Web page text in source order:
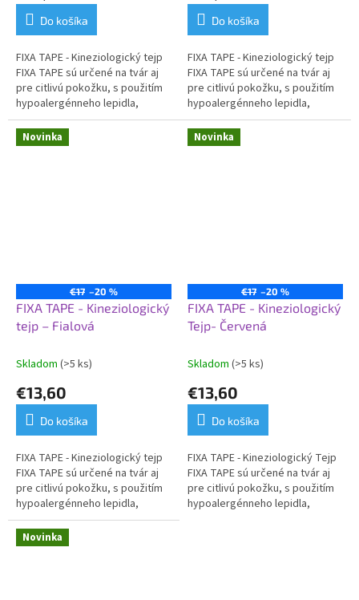
Do košíka
FIXA TAPE - Kineziologický tejp
FIXA TAPE sú určené na tvár aj
pre citlivú pokožku, s použitím
hypoalergénneho lepidla,
zaisťujú tak optimálnu podporu
bez...
Do košíka
FIXA TAPE - Kineziologický tejp
FIXA TAPE sú určené na tvár aj
pre citlivú pokožku, s použitím
hypoalergénneho lepidla,
zaisťujú tak optimálnu podporu
bez...
Novinka
€17 –20 %
FIXA TAPE - Kineziologický
tejp – Fialová
Skladom (>5 ks)
€13,60
Do košíka
FIXA TAPE - Kineziologický tejp
FIXA TAPE sú určené na tvár aj
pre citlivú pokožku, s použitím
hypoalergénneho lepidla,
zaisťujú tak optimálnu podporu
bez...
Novinka
€17 –20 %
FIXA TAPE - Kineziologický
Tejp- Červená
Skladom (>5 ks)
€13,60
Do košíka
FIXA TAPE - Kineziologický Tejp
FIXA TAPE sú určené na tvár aj
pre citlivú pokožku, s použitím
hypoalergénneho lepidla,
Novinka